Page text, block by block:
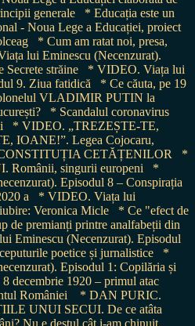
generale
* Educația este un
- Noua Lege a Educației, proiect
* Cum am ratat noi, presa,
lui Eminescu (Necenzurat).
străine
* VIDEO. Viața lui
9. Ziua fatidică
* Ce căuta, pe 19
VLADIMIR PUTIN la
* Scandalul coronavirus
* VIDEO. „TREZEȘTE-TE,
IOANE!”. Legea Cojocaru,
CONSTITUȚIA CETĂȚENILOR
*
singurii europeni
*
Episodul 8 – Conspirația
a
* VIDEO. Viața lui
Veronica Micle
* Ce "efect de
de premianți printre analfabeții din
Eminescu (Necenzurat). Episodul
poetice și jurnalistice
*
Episodul 1: Copilăria și
decembrie 1920 – primul atac
României
* DAN PURIC.
UNUI SECUI. De ce atâta
Nu e destul cât i-am chinuit,